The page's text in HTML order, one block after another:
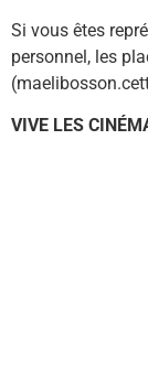
Si vous êtes
personnel, les
VIVE LES